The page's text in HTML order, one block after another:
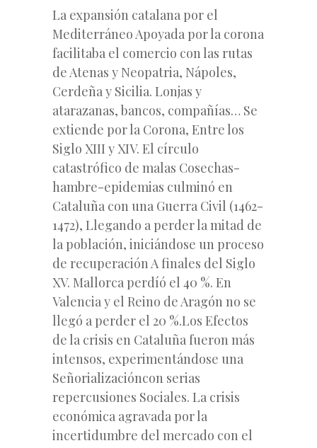
La expansión catalana por el
Mediterráneo Apoyada por la corona
facilitaba el comercio con las rutas
de Atenas y Neopatria, Nápoles,
Cerdeña y Sicilia. Lonjas y
atarazanas, bancos, compañías… Se
extiende por la Corona, Entre los
Siglo XIII y XIV. El círculo
catastrófico de malas Cosechas-
hambre-epidemias culminó en
Cataluña con una Guerra Civil (1462-
1472), Llegando a perder la mitad de
la población, iniciándose un proceso
de recuperación A finales del Siglo
XV. Mallorca perdíó el 40 %. En
Valencia y el Reino de Aragón no se
llegó a perder el 20 %.Los Efectos
de la crisis en Cataluña fueron más
intensos, experimentándose una
Señorializacióncon serias
repercusiones Sociales. La crisis
económica agravada por la
incertidumbre del mercado con el